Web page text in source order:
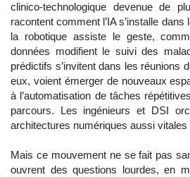
clinico-technologique devenue de
racontent comment l’IA s’installe
la robotique assiste le geste,
données modifient le suivi des
prédictifs s’invitent dans les réunions
eux, voient émerger de nouveaux
à l’automatisation de tâches
parcours. Les ingénieurs et DSI
architectures numériques aussi vitales
Mais ce mouvement ne se fait pas
ouvrent des questions lourdes, en